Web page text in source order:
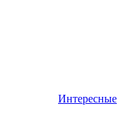
Интересные